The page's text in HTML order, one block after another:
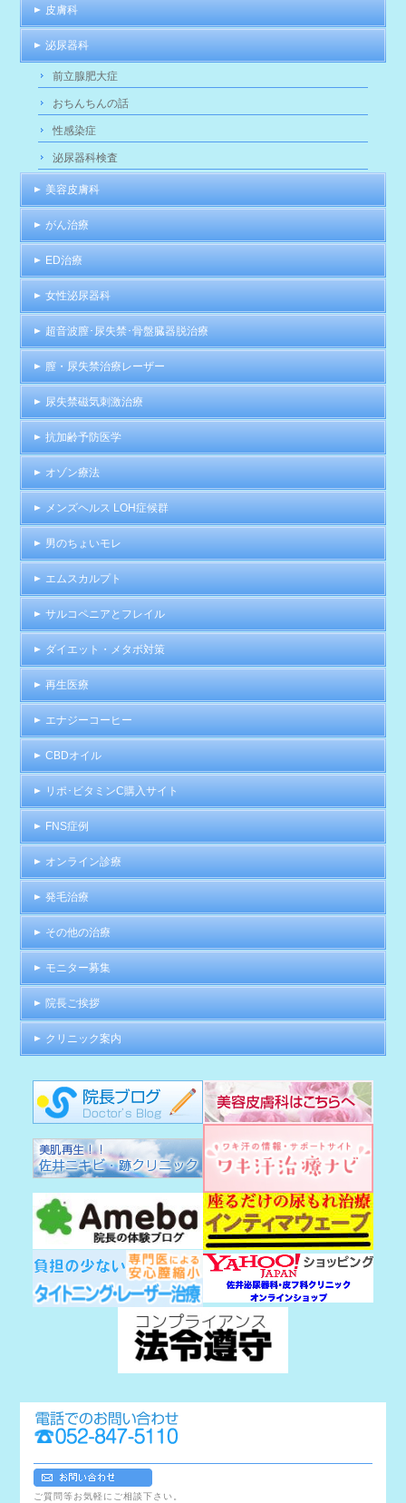
皮膚科
泌尿器科
前立腺肥大症
おちんちんの話
性感染症
泌尿器科検査
美容皮膚科
がん治療
ED治療
女性泌尿器科
超音波膣･尿失禁･骨盤臓器脱治療
膣・尿失禁治療レーザー
尿失禁磁気刺激治療
抗加齢予防医学
オゾン療法
メンズヘルス LOH症候群
男のちょいモレ
エムスカルプト
サルコペニアとフレイル
ダイエット・メタボ対策
再生医療
エナジーコーヒー
CBDオイル
リポ･ビタミンC購入サイト
FNS症例
オンライン診療
発毛治療
その他の治療
モニター募集
院長ご挨拶
クリニック案内
ご質問等お気軽にご相談下さい。